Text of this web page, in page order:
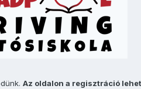
Az oldalon a regisztráció